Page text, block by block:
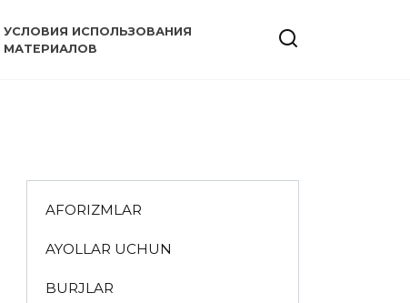
УСЛОВИЯ ИСПОЛЬЗОВАНИЯ
МАТЕРИАЛОВ
AFORIZMLAR
AYOLLAR UCHUN
BURJLAR